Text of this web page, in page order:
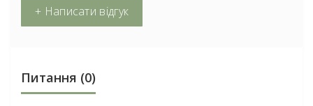
+ Написати відгук
Питання (0)